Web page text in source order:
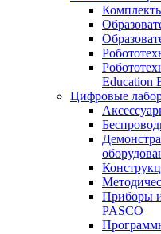
Education
Цифровые
Приборы и
PASCO